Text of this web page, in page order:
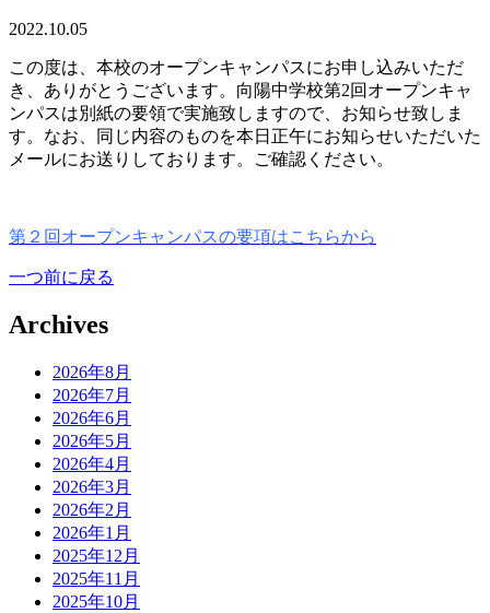
2022.10.05
この度は、本校のオープンキャンパスにお申し込みいただ
き、ありがとうございます。向陽中学校第2回オープンキャ
ンパスは別紙の要領で実施致しますので、お知らせ致しま
す。なお、同じ内容のものを本日正午にお知らせいただいた
メールにお送りしております。ご確認ください。
第２回オープンキャンパスの要項はこちらから
一つ前に戻る
Archives
2026年8月
2026年7月
2026年6月
2026年5月
2026年4月
2026年3月
2026年2月
2026年1月
2025年12月
2025年11月
2025年10月